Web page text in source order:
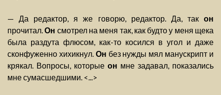
— Да редактор, я же говорю, редактор. Да, так он
прочитал.Он смотрел на меня так, как будто у меня щека
была раздута флюсом, как-то косился в угол и даже
сконфуженно хихикнул. Он без нужды мял манускрипт и
крякал. Вопросы, которые он мне задавал, показались
мне сумасшедшими. <...>